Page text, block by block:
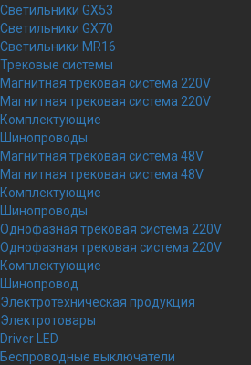
Светильники GX53
Светильники GX70
Светильники MR16
Трековые системы
Магнитная трековая система 220V
Магнитная трековая система 220V
Комплектующие
Шинопроводы
Магнитная трековая система 48V
Магнитная трековая система 48V
Комплектующие
Шинопроводы
Однофазная трековая система 220V
Однофазная трековая система 220V
Комплектующие
Шинопровод
Электротехническая продукция
Электротовары
Driver LED
Беспроводные выключатели